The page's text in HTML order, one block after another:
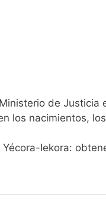
de Justicia
los nacimientos,
Iekora: